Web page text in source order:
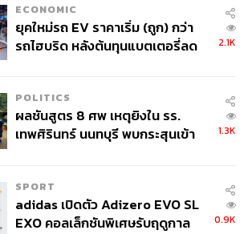
ECONOMIC
ยุคใหม่รถ EV ราคาเริ่ม (ถูก) กว่า
รถไฮบริด หลังต้นทุนแบตเตอรี่ลด
2.1K
POLITICS
ผลชันสูตร 8 ศพ เหตุยิงใน รร.
เทพศิรินทร์ นนทบุรี พบกระสุนเข้า
1.3K
SPORT
adidas เปิดตัว Adizero EVO SL
EXO คอลเล็กชันพิเศษรับฤดูกาล
0.9K